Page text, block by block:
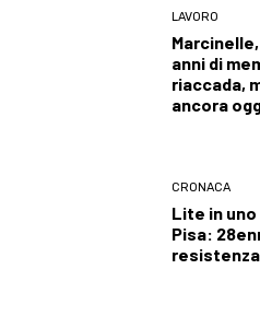
LAVORO
anni di
riaccada,
ancora
CRONACA
Lite in
Pisa: